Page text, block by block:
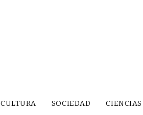
CULTURA SOCIEDAD CIENCIAS